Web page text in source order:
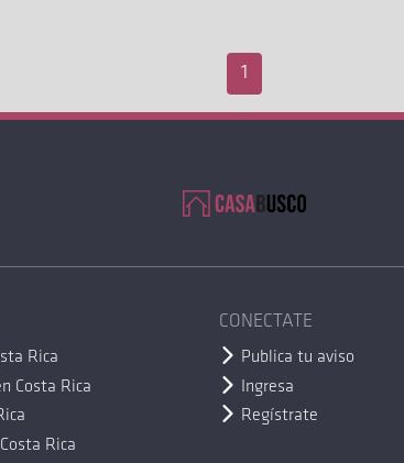
1
Rica
Costa Rica
Rica
CONECTATE
Publica tu aviso
Ingresa
Regístrate